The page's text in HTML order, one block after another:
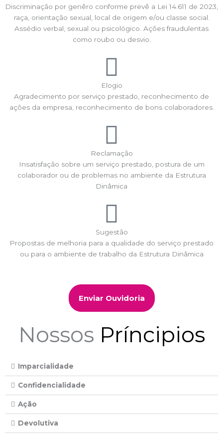
Discriminação por genêro conforme prevê a Lei 14.611 de 2023,
raça, orientação sexual, local de origem e/ou classe social.
Assédio verbal, sexual ou psicológico. Ações fraudulentas
como roubo ou desvio.
Elogio
Agradecimento por serviço prestado, reconhecimento de
ações da empresa, reconhecimento de bons colaboradores.
Reclamação
Insatisfação sobre um serviço prestado, postura de um
colaborador ou de problemas no ambiente da Estrutura
Dinâmica
Sugestão
Propostas de melhoria para a qualidade do serviço prestado
ou para o ambiente de trabalho da Estrutura Dinâmica
Enviar Ouvidoria
Nossos Príncipios
Imparcialidade
Confidencialidade
Ação
Devolutiva